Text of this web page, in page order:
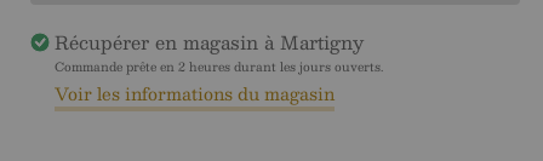
Récupérer en magasin à Martigny
Commande prête en 2 heures durant les jours ouverts.
Voir les informations du magasin